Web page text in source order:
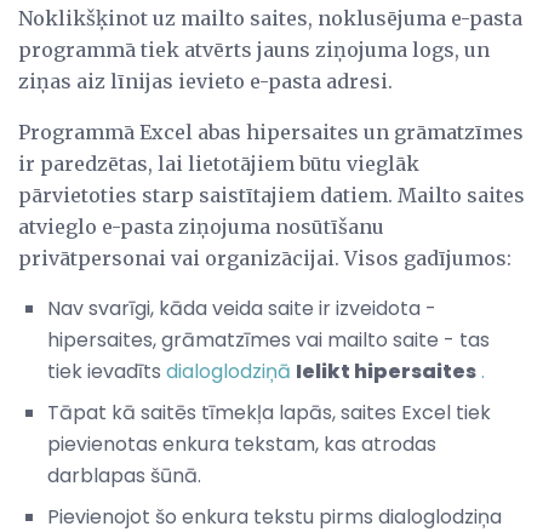
Noklikšķinot uz mailto saites, noklusējuma e-pasta
programmā tiek atvērts jauns ziņojuma logs, un
ziņas aiz līnijas ievieto e-pasta adresi.
Programmā Excel abas hipersaites un grāmatzīmes
ir paredzētas, lai lietotājiem būtu vieglāk
pārvietoties starp saistītajiem datiem. Mailto saites
atvieglo e-pasta ziņojuma nosūtīšanu
privātpersonai vai organizācijai. Visos gadījumos:
Nav svarīgi, kāda veida saite ir izveidota -
hipersaites, grāmatzīmes vai mailto saite - tas
tiek ievadīts dialoglodziņā Ielikt hipersaites.
Tāpat kā saitēs tīmekļa lapās, saites Excel tiek
pievienotas enkura tekstam, kas atrodas
darblapas šūnā.
Pievienojot šo enkura tekstu pirms dialoglodziņa